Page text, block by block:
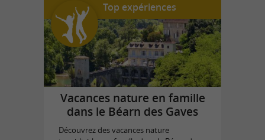
Top expériences
Vacances nature en famille
dans le Béarn des Gaves
Découvrez des vacances nature